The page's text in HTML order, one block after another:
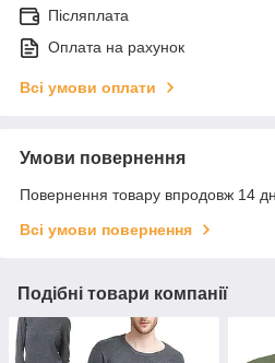
Післяплата
Оплата на рахунок
Всі умови оплати
Умови повернення
Повернення товару впродовж 14
Всі умови повернення
Подібні товари компанії